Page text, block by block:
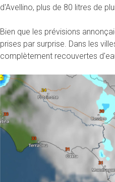
d'Avellino, plus de 80 litres de
Bien que les prévisions
prises par surprise. Dans les
complètement recouvertes